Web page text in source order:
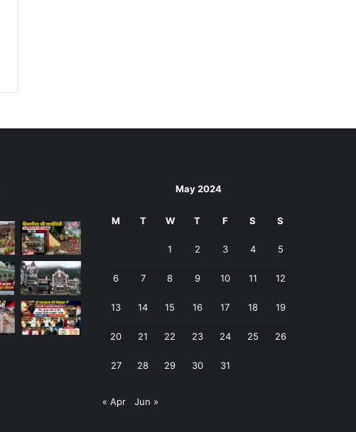
May 2024
M T W T F S S
1 2 3 4 5
6 7 8 9 10 11 12
13 14 15 16 17 18 19
20 21 22 23 24 25 26
27 28 29 30 31
« Apr Jun »